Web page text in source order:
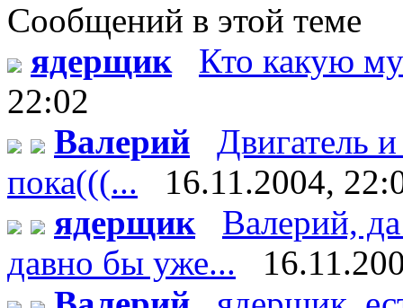
Сообщений в этой теме
ядерщик
Кто какую
22:02
Валерий
Двигатель
пока(((...
16.11.2004,
ядерщик
Валерий,
давно бы уже...